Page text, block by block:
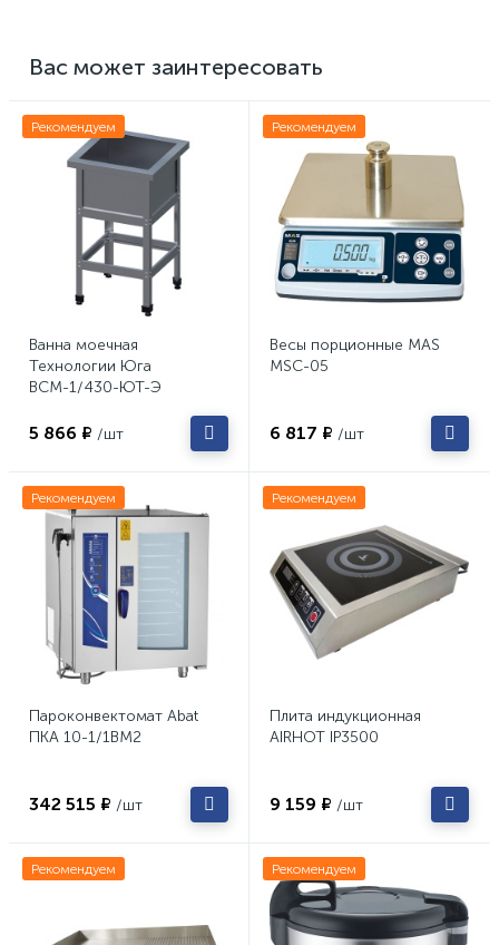
Вас может заинтересовать
Рекомендуем
Ванна моечная
Технологии Юга
ВСМ-1/430-ЮТ-Э
5 866 ₽ /шт
Рекомендуем
Весы порционные MAS
MSC-05
6 817 ₽ /шт
Рекомендуем
Пароконвектомат Abat
ПКА 10-1/1ВМ2
342 515 ₽ /шт
Рекомендуем
Плита индукционная
AIRHOT IP3500
9 159 ₽ /шт
Рекомендуем Рекомендуем